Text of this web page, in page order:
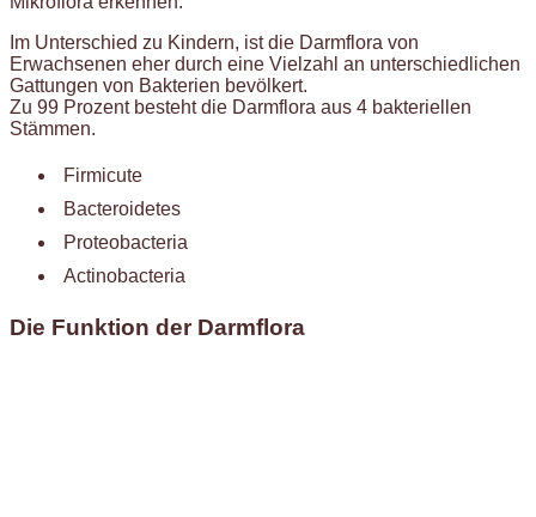
Im Unterschied zu Kindern, ist die Darmflora von
Erwachsenen eher durch eine Vielzahl an unterschiedlichen
Gattungen von Bakterien bevölkert.
Zu 99 Prozent besteht die Darmflora aus 4 bakteriellen
Stämmen.
Firmicute
Bacteroidetes
Proteobacteria
Actinobacteria
Die Funktion der Darmflora